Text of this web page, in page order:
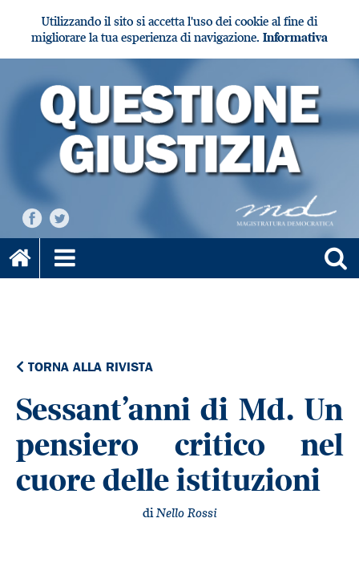
Utilizzando il sito si accetta l'uso dei cookie al fine di
migliorare la tua esperienza di navigazione. Informativa
TORNA ALLA RIVISTA
Sessant’anni di Md. Un
pensiero critico nel
cuore delle istituzioni
diNello Rossi